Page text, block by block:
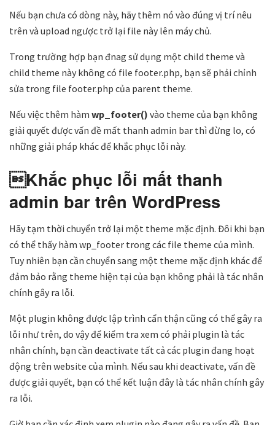
Nếu bạn chưa có dòng này, hãy thêm nó vào đúng vị trí nêu
trên và upload ngược trở lại file này lên máy chủ.
Trong trường hợp bạn đnag sử dụng một child theme và
child theme này không có file footer.php, bạn sẽ phải chỉnh
sửa trong file footer.php của parent theme.
Nếu việc thêm hàm wp_footer() vào theme của bạn không
giải quyết được vấn đề mất thanh admin bar thì đừng lo, có
những giải pháp khác để khắc phục lỗi này.
Khắc phục lỗi mất thanh
admin bar trên WordPress
Hãy tạm thời chuyển trở lại một theme mặc định. Đôi khi bạn
có thể thấy hàm wp_footer trong các file theme của mình.
Tuy nhiên bạn cần chuyển sang một theme mặc định khác để
đảm bảo rằng theme hiện tại của bạn không phải là tác nhân
chính gây ra lỗi.
Một plugin không được lập trình cẩn thận cũng có thể gây ra
lỗi như trên, do vậy để kiểm tra xem có phải plugin là tác
nhân chính, bạn cần deactivate tất cả các plugin đang hoạt
động trên website của mình. Nếu sau khi deactivate, vấn đề
được giải quyết, bạn có thể kết luận đây là tác nhân chính gây
ra lỗi.